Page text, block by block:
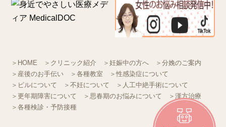
＞HOME ＞クリニック紹介 ＞妊娠中の方へ
＞分娩のご案内
＞産後のお手伝い
＞各種教室
＞性感染症について
＞ピルについて
＞不妊について
＞人工中絶手術について
＞更年期障害について
＞思春期のお悩みについて
＞漢方治療
＞各種検診・予防接種